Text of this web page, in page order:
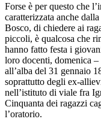
Forse è per questo che
caratterizzata anche
Bosco, di chiedere ai
piccoli, è qualcosa che
hanno fatto festa i
loro docenti, domenica
all’alba del 31 gennaio
soprattutto degli ex-
nell’istituto di viale fra
Cinquanta dei ragazzi
l’oratorio.